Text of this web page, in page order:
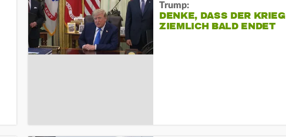
Trump:
DENKE, DASS DER KRIEG
ZIEMLICH BALD ENDET